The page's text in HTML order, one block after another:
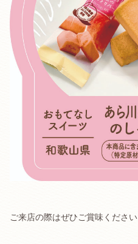
ご来店の際はぜひご賞味ください